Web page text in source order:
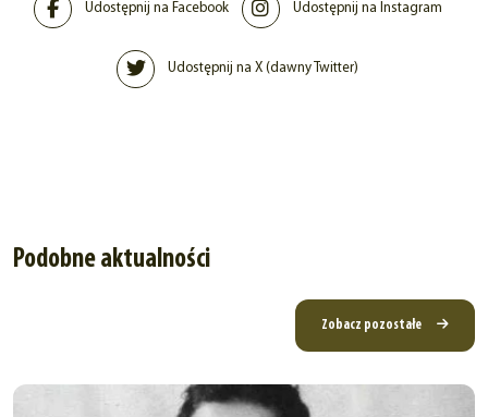
Udostępnij na Facebook Udostępnij na Instagram
Udostępnij na X (dawny Twitter)
Podobne aktualności
Zobacz pozostałe